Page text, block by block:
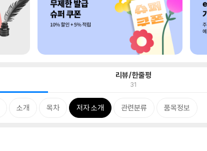
리뷰/한줄평
31
소개 목차 저자 소개 관련분류 품목정보